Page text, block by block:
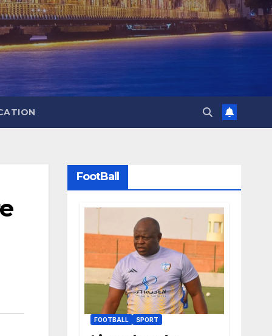
FootBall
FOOTBALL SPORT